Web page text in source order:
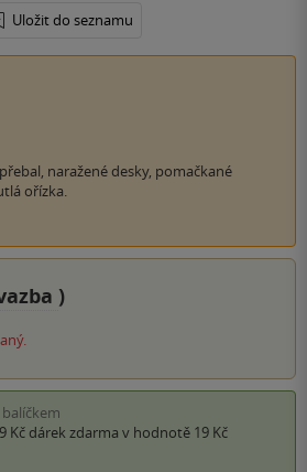
Uložit do seznamu
naražené desky, pomačkané
ořízka.
)
Kč dárek zdarma v hodnotě 19 Kč